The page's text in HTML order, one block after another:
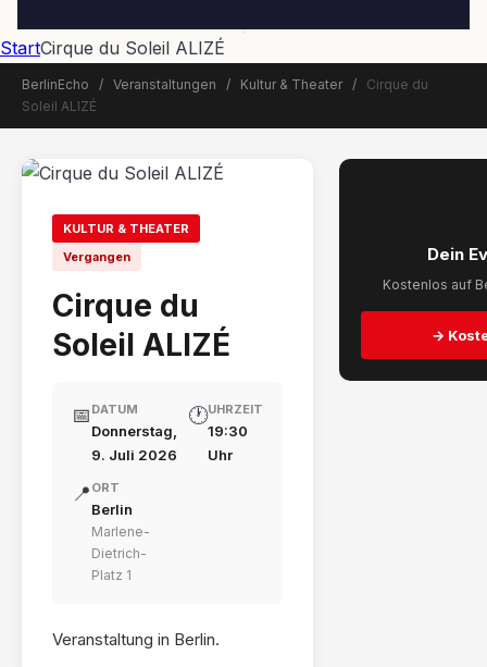
StartCirque du Soleil ALIZÉ
BerlinEcho / Veranstaltungen / Kultur & Theater /
Cirque du
Soleil ALIZÉ
KULTUR & THEATER
Vergangen
Cirque du
Soleil ALIZÉ
📅 DATUM
Donnerstag,
9. Juli 2026
🕐UHRZEIT
19:30
Uhr
📍 ORT
Berlin
Marlene-
Dietrich-
Platz 1
Veranstaltung in Berlin.
Dein
Kostenlos auf
→